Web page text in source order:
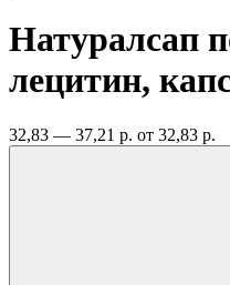
Натуралсап
лецитин,
32,83 — 37,21 р. от 32,83 р.